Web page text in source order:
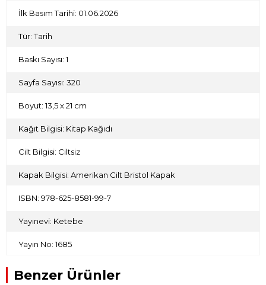
ve devletteki fonksiyonuyla çöküşünün sıra dışı öyküsünü
İlk Basım Tarihi: 01.06.2026
Tür: Tarih
Baskı Sayısı: 1
Sayfa Sayısı: 320
Boyut: 13,5 x 21 cm
Kağıt Bilgisi: Kitap Kağıdı
Cilt Bilgisi: Ciltsiz
Kapak Bilgisi: Amerikan Cilt Bristol Kapak
ISBN: 978-625-8581-99-7
Yayınevi: Ketebe
Yayın No: 1685
Benzer Ürünler